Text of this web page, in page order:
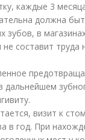
каждые 3
должна
зубов, в
составит труда
дальнейшем
визит к
в год. При